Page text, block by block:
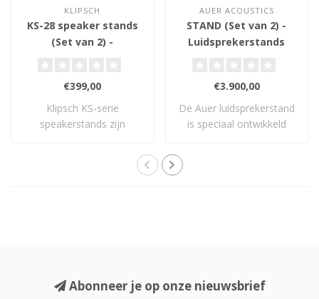
KLIPSCH
KS-28 speaker stands
(Set van 2) -
€399,00
Klipsch KS-serie
speakerstands zijn
AUER ACOUSTICS
STAND (Set van 2) -
Luidsprekerstands
€3.900,00
De Auer luidsprekerstand
is speciaal ontwikkeld
Abonneer je op onze nieuwsbrief